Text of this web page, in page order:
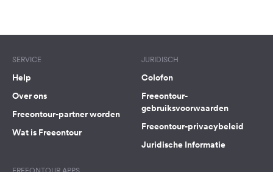
SERVICE
Help
Over ons
Freeontour-partner worden
Wat is Freeontour
JURIDISCH
Colofon
Freeontour-
gebruiksvoorwaarden
Freeontour-privacybeleid
Juridische Informatie